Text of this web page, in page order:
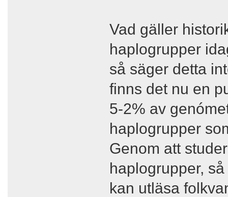
Vad gäller
haplogrupper
så säger detta
finns det nu en
5-2% av
haplogrupper
Genom att
haplogrupper,
kan utläsa